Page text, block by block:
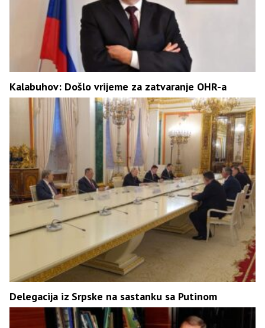
Kalabuhov: Došlo vrijeme za zatvaranje OHR-a
Delegacija iz Srpske na sastanku sa Putinom